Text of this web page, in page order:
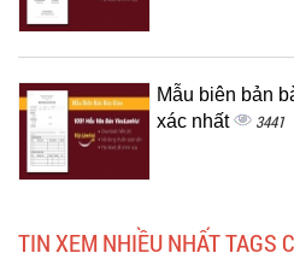
Mẫu biên bản
xác nhất
3441
TIN XEM NHIỀU NHẤT TAGS